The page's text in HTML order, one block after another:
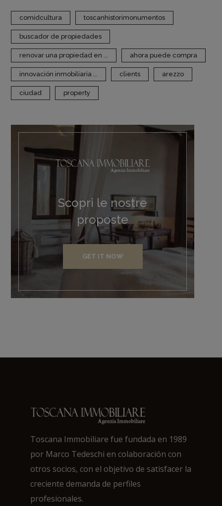
comidcultura toscanhistorimonumentos
buscador de propiedades
renovar una propiedad en ... ahora puede compra
innovación inmobiliaria ... clients arezzo
ciudad property
Scopri le nostre
proposte
GET IT NOW
Toscana Immobiliare fue fundada en 1989
por Marco Tedeschi en colaboración con
otros socios, con el objetivo de satisfacer la
creciente demanda de perfiles
profesionales.